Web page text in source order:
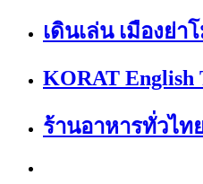
เดินเล่น เมืองย่า
KORAT English
ร้านอาหารทั่วไท